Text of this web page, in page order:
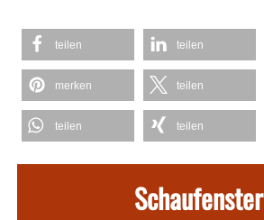
teilen teilen
merken teilen
teilen teilen
Schaufenster